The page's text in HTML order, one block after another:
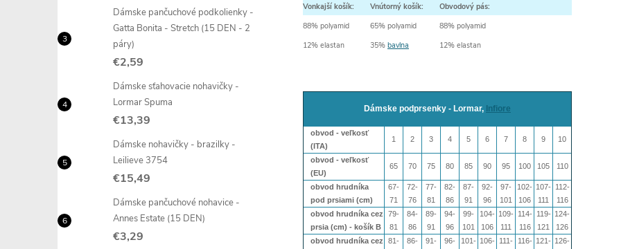
Dámske pančuchové podkolienky -
Gatta Bonita - Stretch (15 DEN - 2
páry)
€2,59
Dámske sťahovacie nohavičky -
Lormar Spuma
€13,39
Dámske nohavičky - brazilky -
Leilieve 3754
€15,49
Dámske pančuchové nohavice -
Annes Estate (15 DEN)
€3,29
Vonkajší košík: Vnútorný košík:
Obvodový pás:
88% polyamid
12% elastan
65% polyamid
35% bavlna
88% polyamid
12% elastan
Dámske podprsenky - Lormar, Infiore
obvod - veľkosť
(ITA)
1 2 3 4 5 6 7 8 9 10
obvod - veľkosť
(EU)
65 70 75 80 85 90 95 100 105 110
obvod hrudníka
pod prsiami (cm)
67-
71
72-
76
77-
81
82-
86
87-
91
92-
96
97-
101
102-
106
107-
111
112-
116
obvod hrudníka cez
prsia (cm) - košík B
79-
81
84-
86
89-
91
94-
96
99-
101
104-
106
109-
111
114-
116
119-
121
124-
126
obvod hrudníka cez
81-
86-
91-
96-
101- 106-
111-
116- 121- 126-